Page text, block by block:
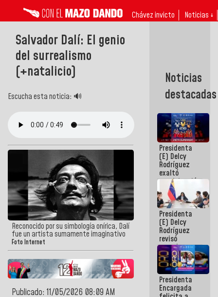
Chávez invicto Noticias ↓
Salvador Dalí: El genio
del surrealismo
(+natalicio)
Escucha esta noticia: 🔊
Reconocido por su simbología onírica, Dalí
fue un artista sumamente imaginativo
Foto Internet
Publicado: 11/05/2026 08:09 AM
Noticias
destacadas
Presidenta
(E) Delcy
Rodríguez
exaltó
participación
de
Venezuela
en Juegos
Centroamericanos
y del Caribe
2026
Presidenta
(E) Delcy
Rodríguez
revisó
agenda
económica y
ejecución de
fondos de
emergencia
post-sismos
Presidenta
Encargada